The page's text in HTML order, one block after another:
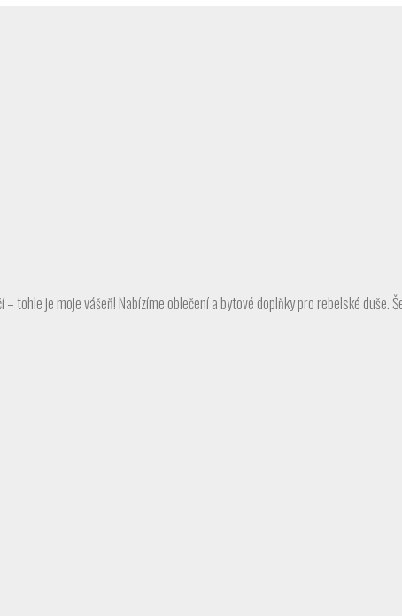
tohle je moje vášeň! Nabízíme oblečení a bytové doplňky pro rebelské duše.